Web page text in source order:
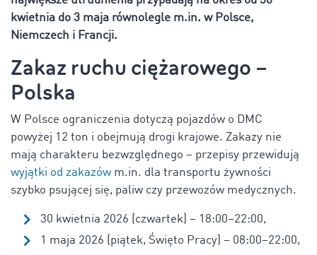
kwietnia do 3 maja równolegle m.in. w Polsce,
Niemczech i Francji.
Zakaz ruchu ciężarowego –
Polska
W Polsce ograniczenia dotyczą pojazdów o DMC
powyżej 12 ton i obejmują drogi krajowe. Zakazy nie
mają charakteru bezwzględnego – przepisy przewidują
wyjątki od zakazów m.in. dla transportu żywności
szybko psującej się, paliw czy przewozów medycznych.
30 kwietnia 2026 (czwartek) – 18:00–22:00,
1 maja 2026 (piątek, Święto Pracy) – 08:00–22:00,